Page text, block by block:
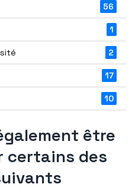
56
1
2
17
10
être
certains des